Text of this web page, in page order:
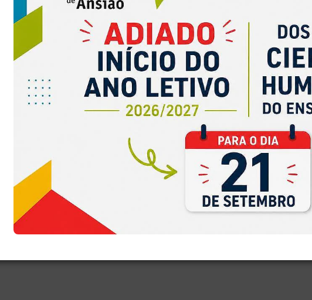
e Martim, parabéns pela excelente prestação e resultado.
que respeitaram as cores do agrupamento e se esforçaram
foram recebidos pela Direção do nosso
Vamos continuar a praticar desporto e a ser fisicamente